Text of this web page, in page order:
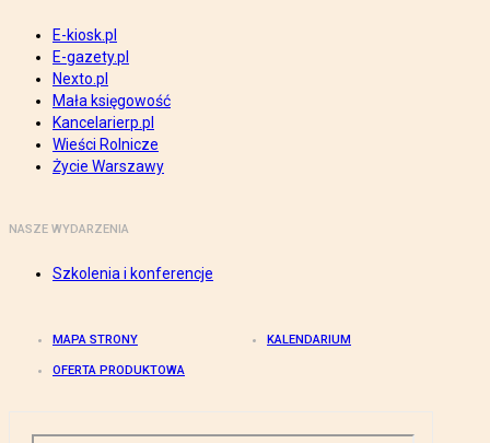
E-kiosk.pl
E-gazety.pl
Nexto.pl
Mała księgowość
Kancelarierp.pl
Wieści Rolnicze
Życie Warszawy
NASZE WYDARZENIA
Szkolenia i konferencje
MAPA STRONY KALENDARIUM
OFERTA PRODUKTOWA